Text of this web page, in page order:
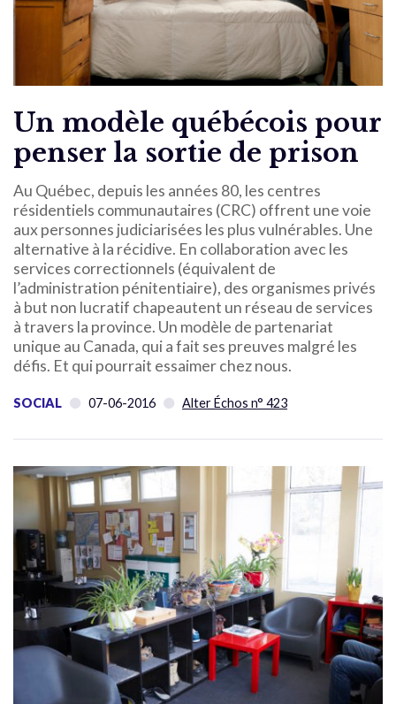
Un modèle québécois pour
penser la sortie de prison
Au Québec, depuis les années 80, les centres
résidentiels communautaires (CRC) offrent une voie
aux personnes judiciarisées les plus vulnérables. Une
alternative à la récidive. En collaboration avec les
services correctionnels (équivalent de
l’administration pénitentiaire), des organismes privés
à but non lucratif chapeautent un réseau de services
à travers la province. Un modèle de partenariat
unique au Canada, qui a fait ses preuves malgré les
défis. Et qui pourrait essaimer chez nous.
SOCIAL 07-06-2016 Alter Échos n° 423